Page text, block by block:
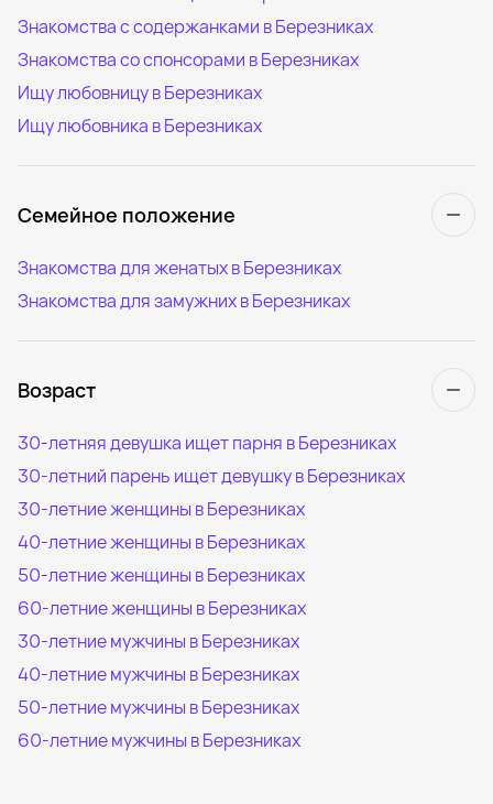
Знакомства с содержанками в Березниках
Знакомства со спонсорами в Березниках
Ищу любовницу в Березниках
Ищу любовника в Березниках
Семейное положение
Знакомства для женатых в Березниках
Знакомства для замужних в Березниках
Возраст
30-летняя девушка ищет парня в Березниках
30-летний парень ищет девушку в Березниках
30-летние женщины в Березниках
40-летние женщины в Березниках
50-летние женщины в Березниках
60-летние женщины в Березниках
30-летние мужчины в Березниках
40-летние мужчины в Березниках
50-летние мужчины в Березниках
60-летние мужчины в Березниках